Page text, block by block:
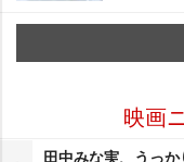
映画
田中みな実、うっ